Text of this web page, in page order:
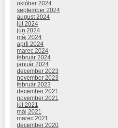
október 2024
september 2024
august 2024
júl 2024
jún 2024
máj 2024
apríl 2024
marec 2024
február 2024
január 2024
december 2023
november 2023
február 2023
december 2021
november 2021
júl 2021
máj 2021
marec 2021
december 2020